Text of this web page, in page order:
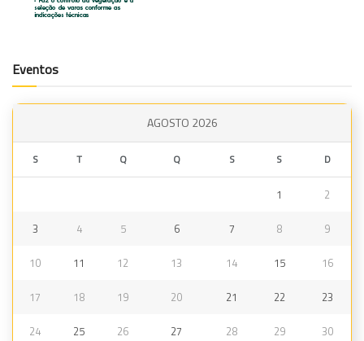
Eventos
AGOSTO 2026
S T Q Q S S D
1 2
3 4 5 6 7 8 9
10 11 12 13 14 15 16
17 18 19 20 21 22 23
24 25 26 27 28 29 30